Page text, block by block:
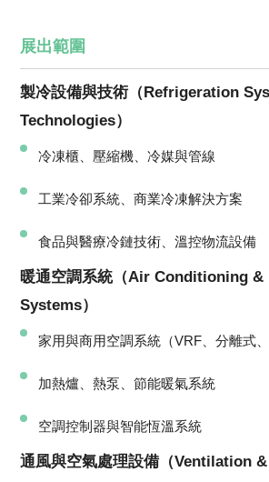
展出範圍
製冷設備與技術（Refrigeration
Technologies）
冷凍櫃、壓縮機、冷媒與管線
工業冷卻系統、商業冷凍解決方案
食品與醫療冷鏈技術、溫控物流設備
暖通空調系統（Air Conditioning &
Systems）
家用與商用空調系統（VRF、分離式、
加熱爐、熱泵、節能暖氣系統
空調控制器與智能恆溫系統
通風與空氣處理設備（Ventilation &